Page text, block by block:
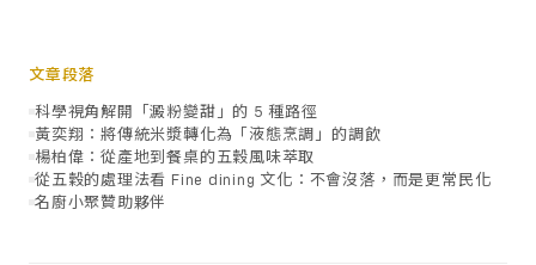
文章段落
科學視角解開「澱粉變甜」的 5 種路徑
黃奕翔：將傳統米漿轉化為「液態烹調」的調飲
楊柏偉：從產地到餐桌的五穀風味萃取
從五穀的處理法看 Fine dining 文化：不會沒落，而是更常民化
名廚小聚贊助夥伴